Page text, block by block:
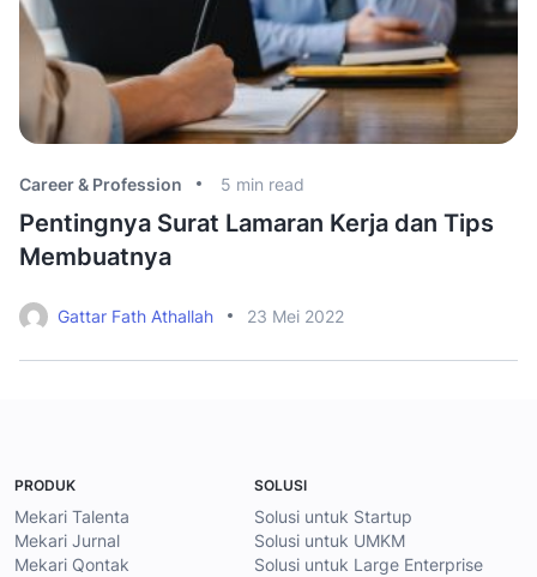
Career & Profession 5 min read
Pentingnya Surat Lamaran Kerja dan Tips
Membuatnya
Gattar Fath Athallah 23 Mei 2022
PRODUK
Mekari Talenta
Mekari Jurnal
Mekari Qontak
SOLUSI
Solusi untuk Startup
Solusi untuk UMKM
Solusi untuk Large Enterprise